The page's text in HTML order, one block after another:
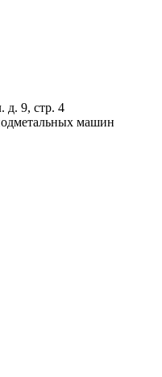
д. 9, стр. 4
машин